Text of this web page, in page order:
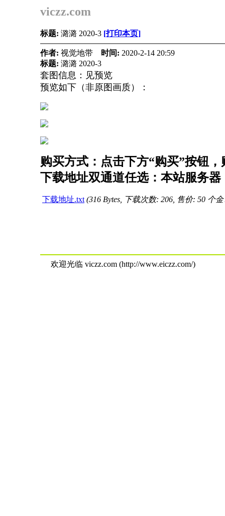
viczz.com
标题: 潞潞 2020-3 [打印本页]
作者: 视觉地带 时间: 2020-2-14 20:59
标题: 潞潞 2020-3
套图信息：见预览
预览如下（非原图画质）：
购买方式：点击下方“购买”按钮
下载地址双通道任选：本站服务
下载地址.txt (316 Bytes, 下载次数: 206, 售价: 50 个
欢迎光临 viczz.com (http://www.eiczz.com/)